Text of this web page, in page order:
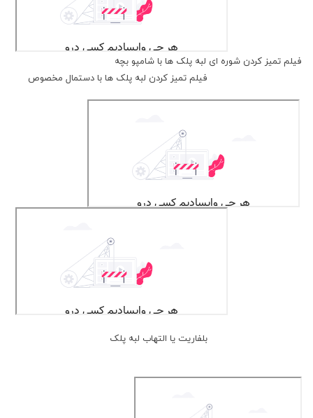
فیلم تمیز کردن شوره ای لبه پلک ها با شامپو بچه
فیلم تمیز کردن لبه پلک ها با دستمال مخصوص
بلفاریت یا التهاب لبه پلک